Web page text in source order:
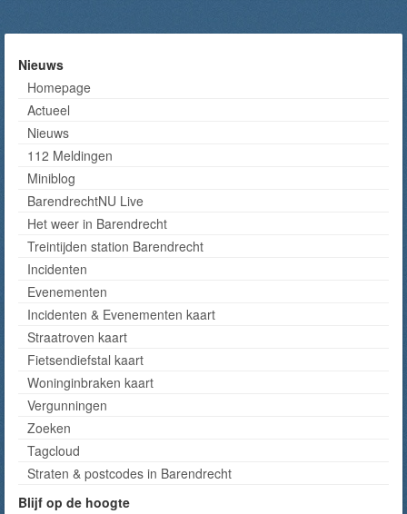
Nieuws
Homepage
Actueel
Nieuws
112 Meldingen
Miniblog
BarendrechtNU Live
Het weer in Barendrecht
Treintijden station Barendrecht
Incidenten
Evenementen
Incidenten & Evenementen kaart
Straatroven kaart
Fietsendiefstal kaart
Woninginbraken kaart
Vergunningen
Zoeken
Tagcloud
Straten & postcodes in Barendrecht
Blijf op de hoogte